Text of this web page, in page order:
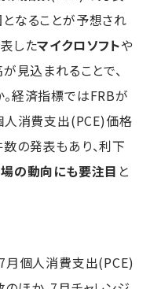
なることが予想され
したマイクロソフトや
見込まれることで、
経済指標ではFRBが
人消費支出(PCE)価格
の発表もあり、利下
の動向にも要注目 と
月個人消費支出(PCE)